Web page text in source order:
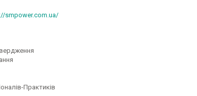
smpower.com.ua/
Практиків